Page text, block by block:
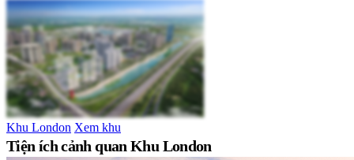
Khu London Xem khu
Tiện ích cảnh quan Khu London